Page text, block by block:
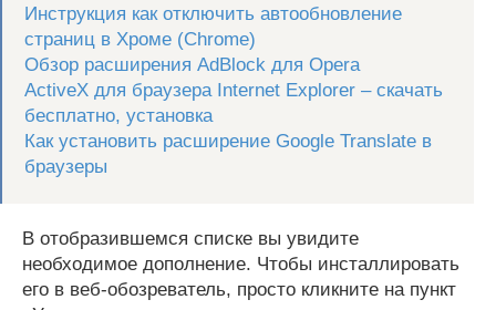
Инструкция как отключить автообновление
страниц в Хроме (Chrome)
Обзор расширения AdBlock для Opera
ActiveX для браузера Internet Explorer – скачать
бесплатно, установка
Как установить расширение Google Translate в
браузеры
В отобразившемся списке вы увидите
необходимое дополнение. Чтобы инсталлировать
его в веб-обозреватель, просто кликните на пункт